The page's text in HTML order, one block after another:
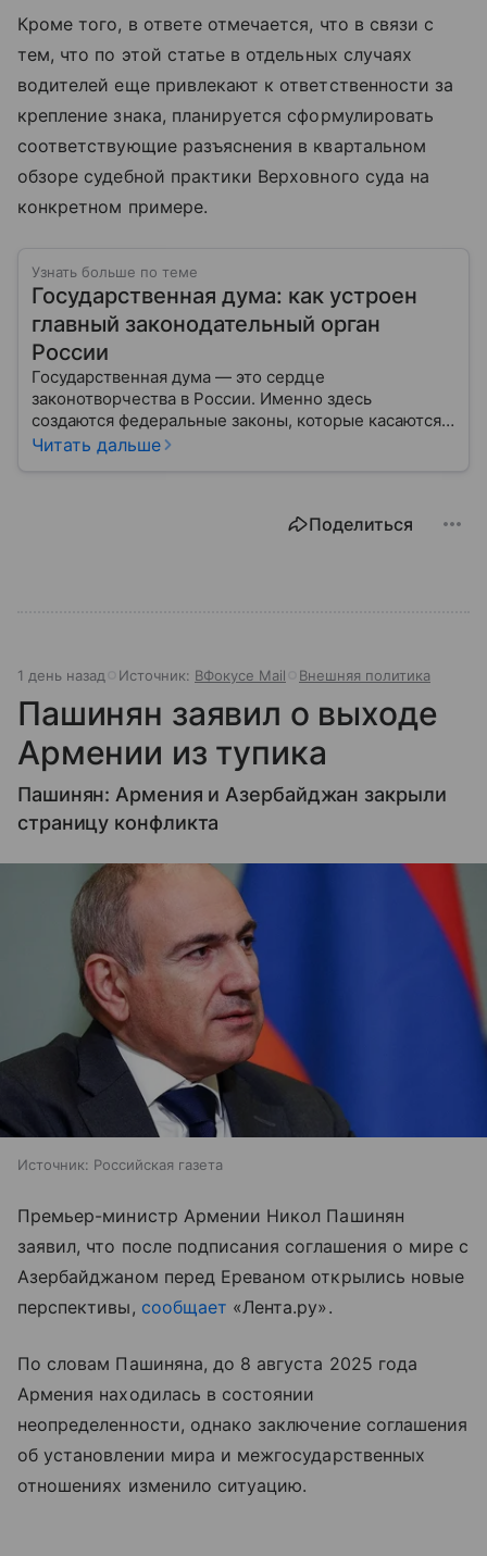
Кроме того, в ответе отмечается, что в связи с
тем, что по этой статье в отдельных случаях
водителей еще привлекают к ответственности за
крепление знака, планируется сформулировать
соответствующие разъяснения в квартальном
обзоре судебной практики Верховного суда на
конкретном примере.
Узнать больше по теме
Государственная дума: как устроен
главный законодательный орган
России
Государственная дума — это сердце
законотворчества в России. Именно здесь
создаются федеральные законы, которые касаются
жизни каждого гражданина: от образования и
Читать дальше
Поделиться
1 день назад Источник: ВФокусе Mail Внешняя политика
Пашинян заявил о выходе
Армении из тупика
Пашинян: Армения и Азербайджан закрыли
страницу конфликта
Источник: Российская газета
Премьер-министр Армении Никол Пашинян
заявил, что после подписания соглашения о мире с
Азербайджаном перед Ереваном открылись новые
перспективы, сообщает «Лента.ру».
По словам Пашиняна, до 8 августа 2025 года
Армения находилась в состоянии
неопределенности, однако заключение соглашения
об установлении мира и межгосударственных
отношениях изменило ситуацию.